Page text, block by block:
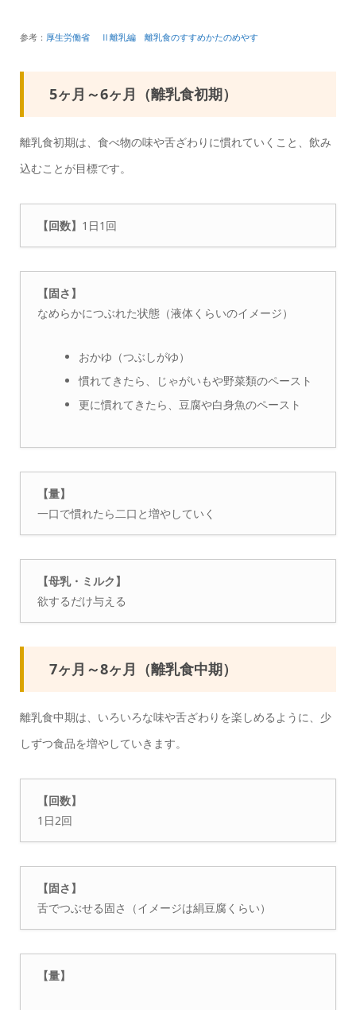
参考： 厚生労働省 Ⅱ離乳編 離乳食のすすめかたのめやす
5ヶ月～6ヶ月（離乳食初期）
離乳食初期は、食べ物の味や舌ざわりに慣れていくこと、飲み
込むことが目標です。
【回数】 1日1回
【固さ】
なめらかにつぶれた状態（液体くらいのイメージ）
おかゆ（つぶしがゆ）
慣れてきたら、じゃがいもや野菜類のペースト
更に慣れてきたら、豆腐や白身魚のペースト
【量】
一口で慣れたら二口と増やしていく
【母乳・ミルク】
欲するだけ与える
7ヶ月～8ヶ月（離乳食中期）
離乳食中期は、いろいろな味や舌ざわりを楽しめるように、少
しずつ食品を増やしていきます。
【回数】
1日2回
【固さ】
舌でつぶせる固さ（イメージは絹豆腐くらい）
【量】